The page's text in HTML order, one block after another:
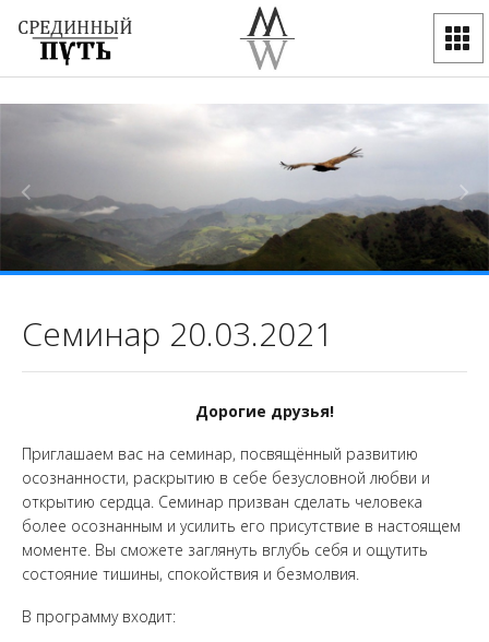
Семинар 20.03.2021
Дорогие друзья!
Приглашаем вас на семинар, посвящённый развитию
осознанности, раскрытию в себе безусловной любви и
открытию сердца. Семинар призван сделать человека
более осознанным и усилить его присутствие в настоящем
моменте. Вы сможете заглянуть вглубь себя и ощутить
состояние тишины, спокойствия и безмолвия.
В программу входит: